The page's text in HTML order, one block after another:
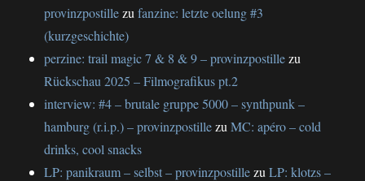
provinzpostillezufanzine: letzte oelung #3
(kurzgeschichte)
perzine: trail magic 7 & 8 & 9 – provinzpostillezu
Rückschau 2025 – Filmografikus pt.2
interview: #4 – brutale gruppe 5000 – synthpunk –
hamburg (r.i.p.) – provinzpostillezuMC: apéro – cold
drinks, cool snacks
LP: panikraum – selbst – provinzpostillezuLP: klotzs –